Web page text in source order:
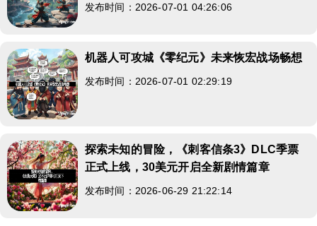
发布时间：2026-07-01 04:26:06
机器人可攻城《零纪元》未来恢宏战场畅想
发布时间：2026-07-01 02:29:19
探索未知的冒险，《刺客信条3》DLC季票
正式上线，30美元开启全新剧情篇章
发布时间：2026-06-29 21:22:14